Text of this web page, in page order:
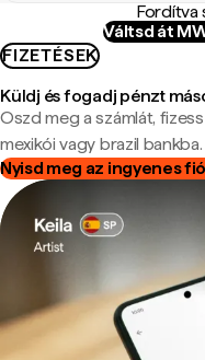
Fordítva
Váltsd át
FIZETÉSEK
Küldj és fogadj pénzt
Oszd meg a számlát,
mexikói vagy brazil
Nyisd meg az ingyenes